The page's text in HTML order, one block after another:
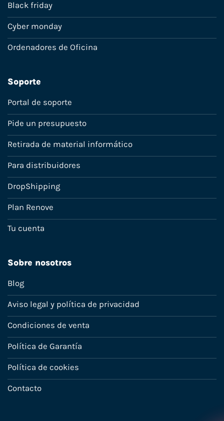
Black friday
Cyber monday
Ordenadores de Oficina
Soporte
Portal de soporte
Pide un presupuesto
Retirada de material informático
Para distribuidores
DropShipping
Plan Renove
Tu cuenta
Sobre nosotros
Blog
Aviso legal y política de privacidad
Condiciones de venta
Política de Garantía
Política de cookies
Contacto